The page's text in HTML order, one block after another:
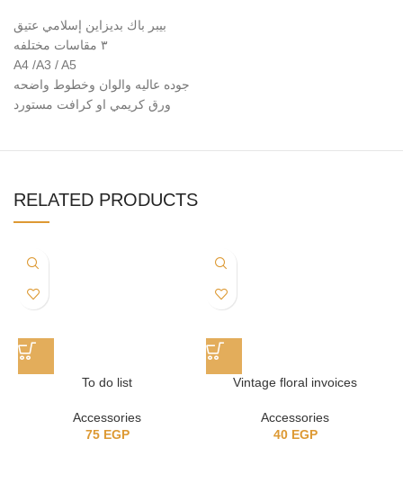
بيبر باك بديزاين إسلامي عتيق
٣ مقاسات مختلفه
A4 /A3 / A5
جوده عاليه والوان وخطوط واضحه
ورق كريمي او كرافت مستورد
RELATED PRODUCTS
To do list
Accessories
75 EGP
Vintage floral invoices
Accessories
40 EGP